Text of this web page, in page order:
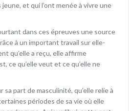
et qui l’ont menée à vivre une
dans ces épreuves une source
à un important travail sur elle-
qu’elle a reçu, elle affirme
ce qu’elle veut et ce qu’elle ne
part de masculinité, qu’elle relie à
périodes de sa vie où elle